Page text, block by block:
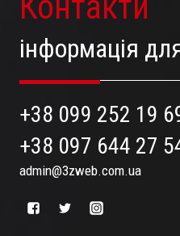
інформація
+38 099 252 19
+38 097 644 27
admin@3zweb.com.ua